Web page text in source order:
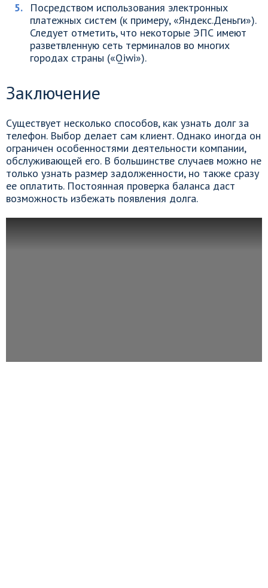
Посредством использования электронных
платежных систем (к примеру, «Яндекс.Деньги»).
Следует отметить, что некоторые ЭПС имеют
разветвленную сеть терминалов во многих
городах страны («Qiwi»).
Заключение
Существует несколько способов, как узнать долг за
телефон. Выбор делает сам клиент. Однако иногда он
ограничен особенностями деятельности компании,
обслуживающей его. В большинстве случаев можно не
только узнать размер задолженности, но также сразу
ее оплатить. Постоянная проверка баланса даст
возможность избежать появления долга.